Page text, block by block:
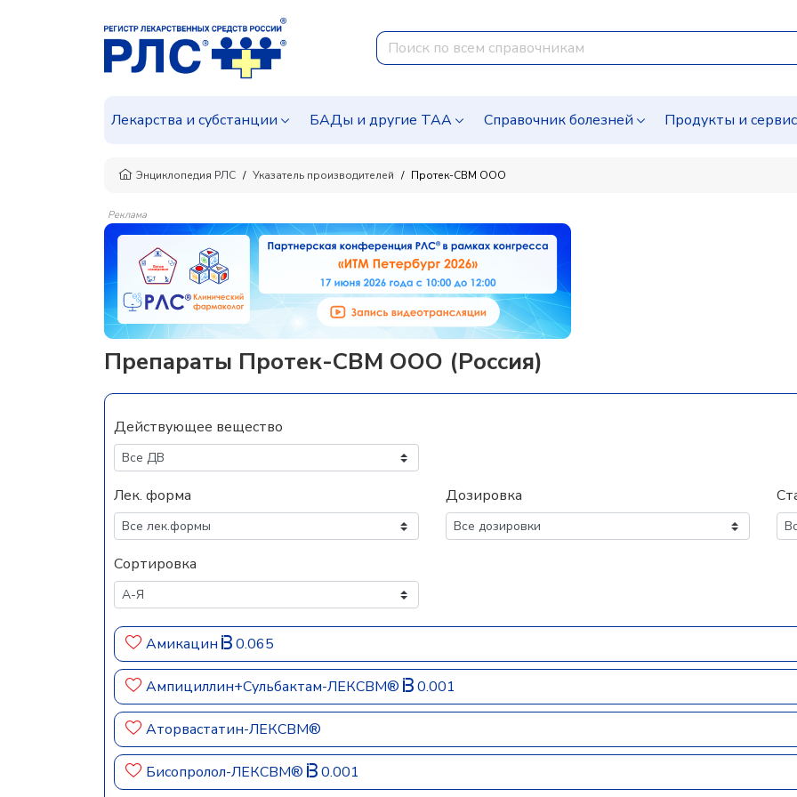
Лекарства и субстанции БАДы и другие ТАА Справочник болезней Продукты и
Энциклопедия РЛС Указатель производителей Протек-СВМ ООО
Реклама
Препараты Протек-СВМ ООО (Россия)
Действующее вещество
Лек. форма Дозировка
Сортировка
Амикацин 0.065
Ампициллин+Сульбактам-ЛЕКСВМ® 0.001
Аторвастатин-ЛЕКСВМ®
Бисопролол-ЛЕКСВМ® 0.001